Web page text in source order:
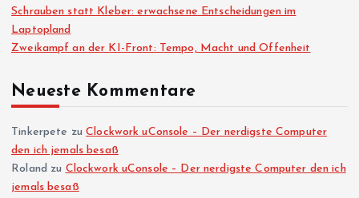
Schrauben statt Kleber: erwachsene Entscheidungen im
Laptopland
Zweikampf an der KI-Front: Tempo, Macht und Offenheit
Neueste Kommentare
Tinkerpete zuClockwork uConsole – Der nerdigste Computer
den ich jemals besaß
Roland zu Clockwork uConsole – Der nerdigste Computer den ich
jemals besaß